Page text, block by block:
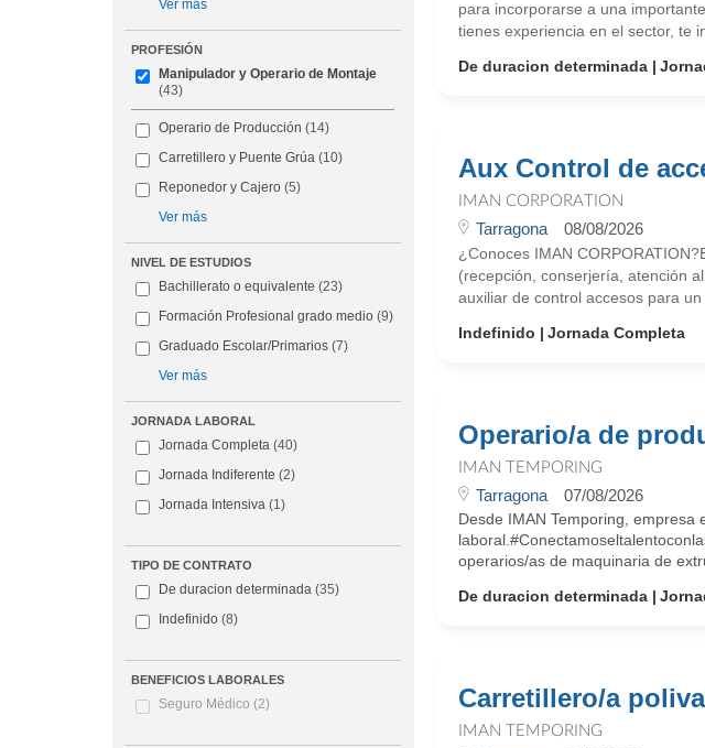
Ver más
PROFESIÓN
Manipulador y Operario de Montaje
(43)
Operario de Producción (14)
Carretillero y Puente Grúa (10)
Reponedor y Cajero (5)
Ver más
NIVEL DE ESTUDIOS
Bachillerato o equivalente (23)
Formación Profesional grado medio (9)
Graduado Escolar/Primarios (7)
Ver más
JORNADA LABORAL
Jornada Completa (40)
Jornada Indiferente (2)
Jornada Intensiva (1)
TIPO DE CONTRATO
De duracion determinada (35)
Indefinido (8)
BENEFICIOS LABORALES
Seguro Médico (2)
para incorporarse a una
tienes experiencia en el sector, te
De duracion determinada
Aux Control de
IMAN CORPORATION
Tarragona 08/08/2026
¿Conoces IMAN
(recepción, conserjería, atención
auxiliar de control accesos para un
Indefinido
Jornada Completa
Operario/a de
IMAN TEMPORING
Tarragona 07/08/2026
Desde IMAN Temporing,
operarios/as de maquinaria de
De duracion determinada
Carretillero/a
IMAN TEMPORING